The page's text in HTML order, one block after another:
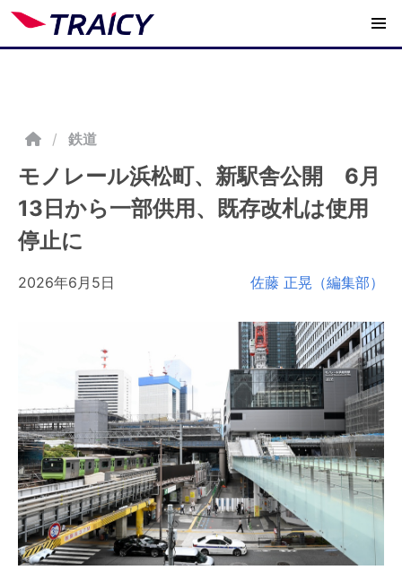
/ 鉄道
モノレール浜松町、新駅舎公開 6月
13日から一部供用、既存改札は使用
停止に
2026年6月5日 佐藤 正晃（編集部）